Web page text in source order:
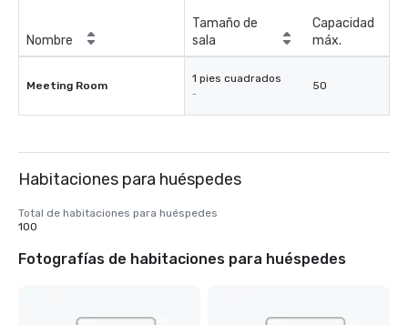
Nombre
Tamaño de
sala
Capacidad
máx.
Meeting Room
1 pies cuadrados
-
50
Habitaciones para huéspedes
Total de habitaciones para huéspedes
100
Fotografías de habitaciones para huéspedes